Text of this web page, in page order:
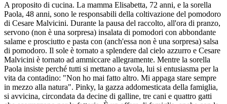
A proposito di cucina. La mamma Elisabetta, 72 anni, e la sorella
Paola, 48 anni, sono le responsabili della coltivazione del pomodoro
di Cesare Malvicini. Durante la pausa del raccolto, all'ora di pranzo,
servono (non è una sorpresa) insalata di pomodori con abbondante
salame e prosciutto e pasta con (anch'essa non è una sorpresa) salsa
di pomodoro. Il sole è tornato a splendere dal cielo azzurro e Cesare
Malvicini è tornato ad ammiccare allegramente. Mentre la sorella
Paola insiste perché tutti si mettano a tavola, lui si entusiasma per la
vita da contadino: "Non ho mai fatto altro. Mi appaga stare sempre
in mezzo alla natura". Pinky, la gazza addomesticata della famiglia,
si avvicina, circondata da decine di galline, tre cani e quattro gatti